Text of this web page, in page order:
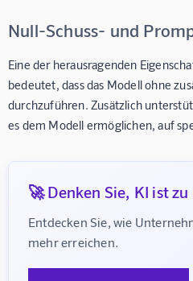
Null-Schuss- und
Eine der herausragenden
bedeutet, dass das Modell ohne
durchzuführen. Zusätzlich
es dem Modell ermöglichen, auf
🚀 Denken Sie, KI ist
Entdecken Sie, wie
mehr erreichen.